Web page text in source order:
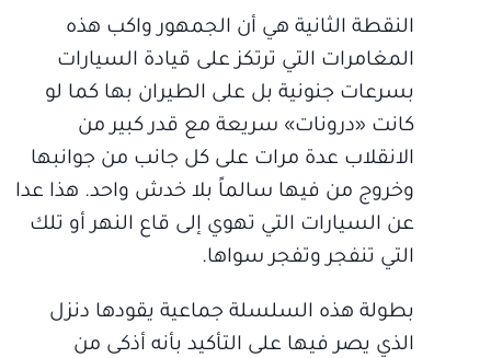
النقطة الثانية هي أن الجمهور واكب هذه
المغامرات التي ترتكز على قيادة السيارات
بسرعات جنونية بل على الطيران بها كما لو
كانت «درونات» سريعة مع قدر كبير من
الانقلاب عدة مرات على كل جانب من جوانبها
وخروج من فيها سالماً بلا خدش واحد. هذا عدا
عن السيارات التي تهوي إلى قاع النهر أو تلك
التي تنفجر وتفجر سواها.
بطولة هذه السلسلة جماعية يقودها دنزل
الذي يصر فيها على التأكيد بأنه أذكى من